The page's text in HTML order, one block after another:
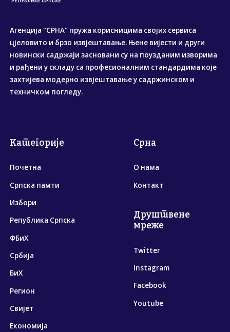
Агенција "СРНА" пружа корисницима својих сервиса
цјеловито и брзо извјештавање. Њене вијести и други
новински садржаји засновани су на поузданим изворима
и рађени у складу са професионалним стандардима које
захтијева модерно извјештавање у садржинском и
техничком погледу.
Категорије
Почетна
Српска памти
Избори
Република Српска
ФБиХ
Србија
БиХ
Регион
Свијет
Економија
Срна
О нама
Контакт
Друштвене
мреже
Twitter
Instagram
Facebook
Youtube